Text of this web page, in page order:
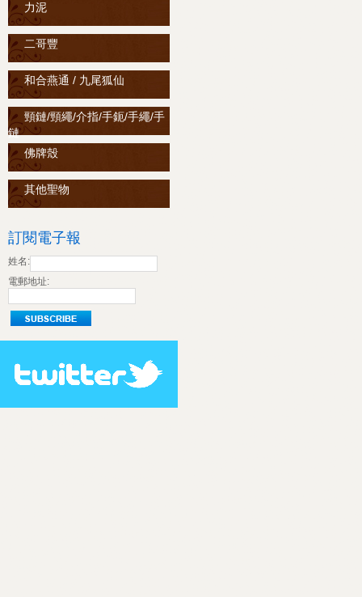
力泥
二哥豐
和合燕通 / 九尾狐仙
頸鏈/頸繩/介指/手鈪/手繩/手
鏈
佛牌殼
其他聖物
訂閱電子報
姓名:
電郵地址: